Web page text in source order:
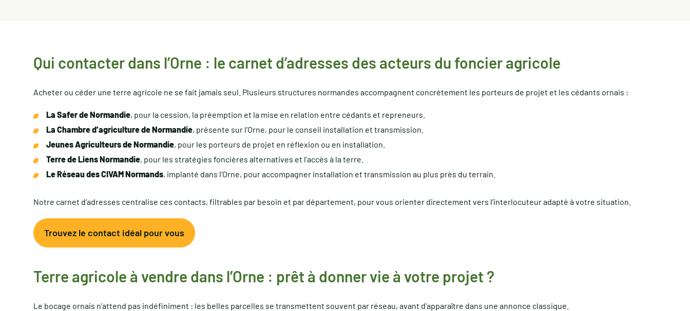
Qui contacter dans l’Orne : le carnet d’adresses des acteurs du foncier agricole
Acheter ou céder une terre agricole ne se fait jamais seul. Plusieurs structures normandes accompagnent concrètement les porteurs de projet et les cédants ornais :
La Safer de Normandie, pour la cession, la préemption et la mise en relation entre cédants et repreneurs.
La Chambre d’agriculture de Normandie, présente sur l’Orne, pour le conseil installation et transmission.
Jeunes Agriculteurs de Normandie, pour les porteurs de projet en réflexion ou en installation.
Terre de Liens Normandie, pour les stratégies foncières alternatives et l’accès à la terre.
Le Réseau des CIVAM Normands, implanté dans l’Orne, pour accompagner installation et transmission au plus près du terrain.
Notre carnet d’adresses centralise ces contacts, filtrables par besoin et par département, pour vous orienter directement vers l’interlocuteur adapté à votre situation.
Trouvez le contact idéal pour vous
Terre agricole à vendre dans l’Orne : prêt à donner vie à votre projet ?
Le bocage ornais n’attend pas indéfiniment : les belles parcelles se transmettent souvent par réseau, avant d’apparaître dans une annonce classique.